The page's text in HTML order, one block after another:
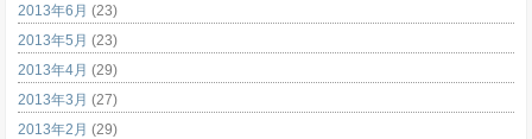
2013年6月 (23)
2013年5月 (23)
2013年4月 (29)
2013年3月 (27)
2013年2月 (29)